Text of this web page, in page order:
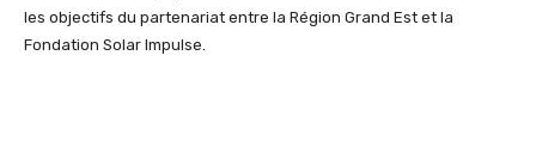
les objectifs du partenariat entre la Région Grand Est et la
Fondation Solar Impulse.